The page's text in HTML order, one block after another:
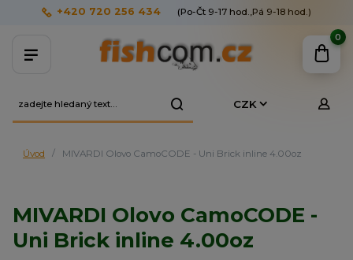
CZK
+420 720 256 434 (Po-Čt 9-17 hod.,Pá 9-18 hod.)
0
Úvod MIVARDI Olovo CamoCODE - Uni Brick inline 4.00oz
MIVARDI Olovo CamoCODE -
Uni Brick inline 4.00oz